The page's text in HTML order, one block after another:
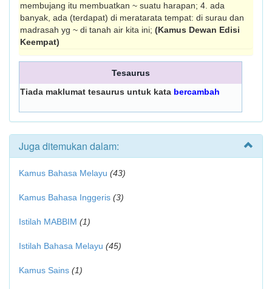
membujang itu membuatkan ~ suatu harapan; 4. ada
banyak, ada (terdapat) di merata­rata tempat: di surau dan
madrasah yg ~ di tanah air kita ini; (Kamus Dewan Edisi
Keempat)
Tesaurus
Tiada maklumat tesaurus untuk kata bercambah
Juga ditemukan dalam:
Kamus Bahasa Melayu (43)
Kamus Bahasa Inggeris (3)
Istilah MABBIM (1)
Istilah Bahasa Melayu (45)
Kamus Sains (1)